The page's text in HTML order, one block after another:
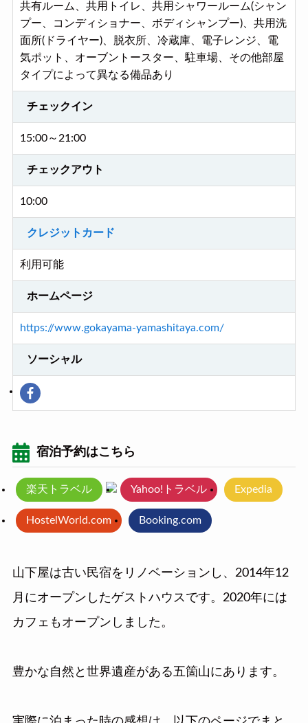
共有ルーム、共用トイレ、共用シャワールーム(シャン
プー、コンディショナー、ボディシャンプー)、共用洗
面所(ドライヤー)、脱衣所、冷蔵庫、電子レンジ、電
気ポット、オーブントースター、駐車場、その他部屋
タイプによって異なる備品あり
チェックイン
15:00～21:00
チェックアウト
10:00
クレジットカード
利用可能
ホームページ
https://www.gokayama-yamashitaya.com/
ソーシャル
宿泊予約はこちら
楽天トラベル Yahoo!トラベル Expedia
HostelWorld.com Booking.com
山下屋は古い民宿をリノベーションし、2014年12
月にオープンしたゲストハウスです。2020年には
カフェもオープンしました。
豊かな自然と世界遺産がある五箇山にあります。